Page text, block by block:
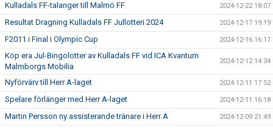
Kulladals FF-talanger till Malmö FF 2024-12-22 18:07
Resultat Dragning Kulladals FF Jullotteri 2024 2024-12-17 19:19
F2011 i Final i Olympic Cup 2024-12-16 16:17
Köp era Jul-Bingolotter av Kulladals FF vid ICA Kvantum
Malmborgs Mobilia
2024-12-12 14:34
Nyförvärv till Herr A-laget 2024-12-11 17:52
Spelare förlänger med Herr A-laget 2024-12-11 16:18
Martin Persson ny assisterande tränare i Herr A 2024-12-09 21:49